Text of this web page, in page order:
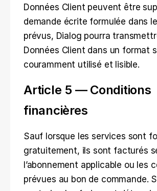
Données Client peuvent être
demande écrite formulée dans
prévus, Dialog pourra
Données Client dans un format
couramment utilisé et lisible.
Article 5 — Conditions
financières
Sauf lorsque les services sont
gratuitement, ils sont facturés
l’abonnement applicable ou les
prévues au bon de commande.